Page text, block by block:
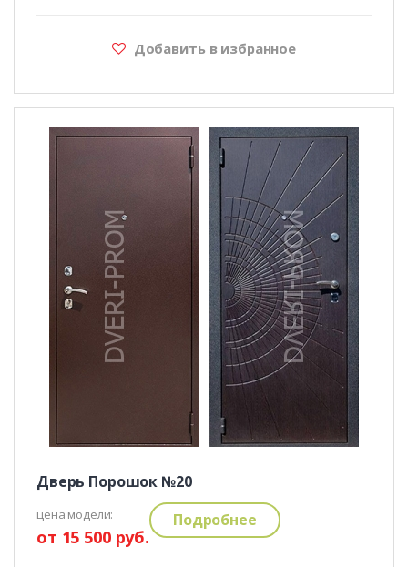
Добавить в избранное
Дверь Порошок №20
цена модели:
от 15 500 руб.
Подробнее